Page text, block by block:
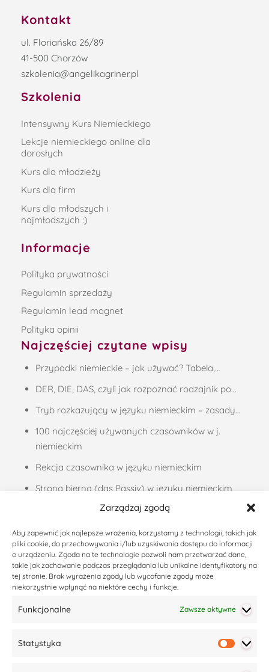
Zarządzaj zgodą
Aby zapewnić jak najlepsze wrażenia, korzystamy z technologii, takich jak
pliki cookie, do przechowywania i/lub uzyskiwania dostępu do informacji
o urządzeniu. Zgoda na te technologie pozwoli nam przetwarzać dane,
takie jak zachowanie podczas przeglądania lub unikalne identyfikatory na
tej stronie. Brak wyrażenia zgody lub wycofanie zgody może
niekorzystnie wpłynąć na niektóre cechy i funkcje.
Funkcjonalne Zawsze aktywne
Statystyka
Kontakt
ul. Floriańska 26/89
41-500 Chorzów
szkolenia@angelikagriner.pl
Szkolenia
Intensywny Kurs Niemieckiego
Lekcje niemieckiego online dla
dorosłych
Kurs dla młodzieży
Kurs dla firm
Kurs dla młodszych i
najmłodszych :)
Informacje
Polityka prywatności
Regulamin sprzedaży
Regulamin lead magnet
Polityka opinii
Najczęściej czytane wpisy
Przypadki niemieckie – jak używać? Tabela,…
DER, DIE, DAS, czyli jak rozpoznać rodzajnik po…
Tryb rozkazujący w języku niemieckim – zasady…
100 najczęściej używanych czasowników w j.
niemieckim
Rekcja czasownika w języku niemieckim
Strona bierna (das Passiv) w języku niemieckim
Liczebniki porządkowe, czyli jak podawać daty w…
Zaimki dzierżawcze w języku niemieckim –…
Życzenia noworoczne po niemiecku – 37 propozycji
Codzienny niemiecki – podsumowanie akcji
Co pomaga w nauce języka niemieckiego (i nie tylko)?